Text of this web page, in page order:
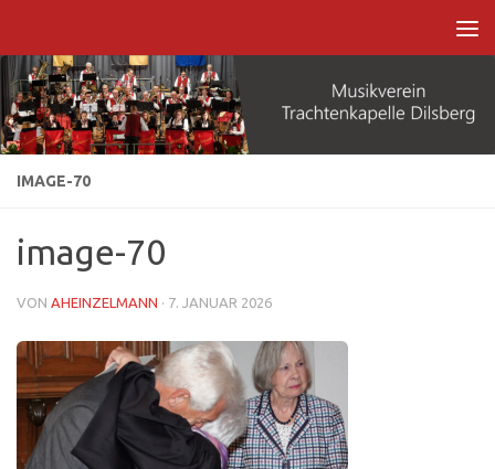
IMAGE-70
image-70
VON AHEINZELMANN · 7. JANUAR 2026